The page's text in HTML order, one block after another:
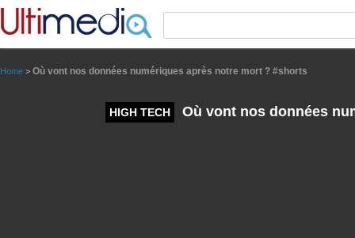
Home > Où vont nos données numériques après notre mort ? #shorts
HIGH TECH Où vont nos données
Panneau de gestion des cookies